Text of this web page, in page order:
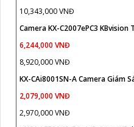
10,343,000 VNĐ
Camera KX-C2007ePC3 KBvision
6,244,000 VNĐ
8,920,000 VNĐ
KX-CAi8001SN-A Camera Giám
2,079,000 VNĐ
2,970,000 VNĐ